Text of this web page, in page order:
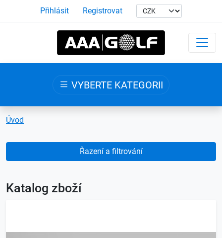
Přihlásit Registrovat
VYBERTE KATEGORII
Úvod
Řazení a filtrování
Katalog zboží